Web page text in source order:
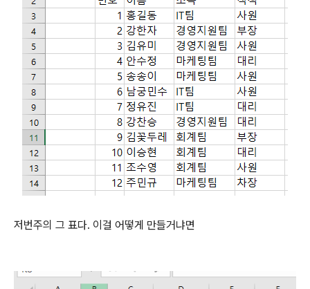
저번주의 그 표다. 이걸 어떻게 만들거냐면